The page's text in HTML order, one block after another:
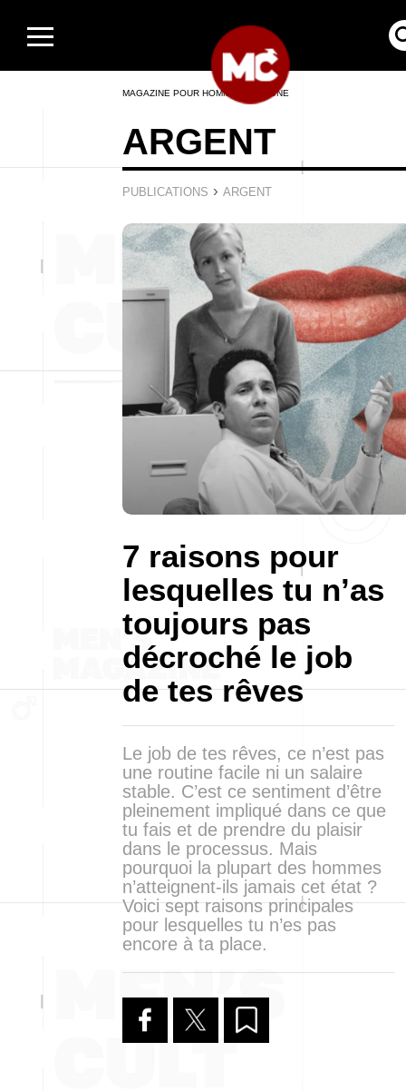
MAGAZINE POUR HOMMES EN LIGNE
ARGENT
PUBLICATIONS › ARGENT
7 raisons pour
lesquelles tu n’as
toujours pas
décroché le job
de tes rêves
Le job de tes rêves, ce n’est pas
une routine facile ni un salaire
stable. C’est ce sentiment d’être
pleinement impliqué dans ce que
tu fais et de prendre du plaisir
dans le processus. Mais
pourquoi la plupart des hommes
n’atteignent-ils jamais cet état ?
Voici sept raisons principales
pour lesquelles tu n’es pas
encore à ta place.